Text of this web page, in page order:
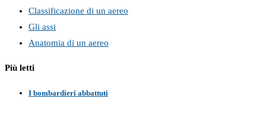
Classificazione di un aereo
Gli assi
Anatomia di un aereo
Più letti
I bombardieri abbattuti